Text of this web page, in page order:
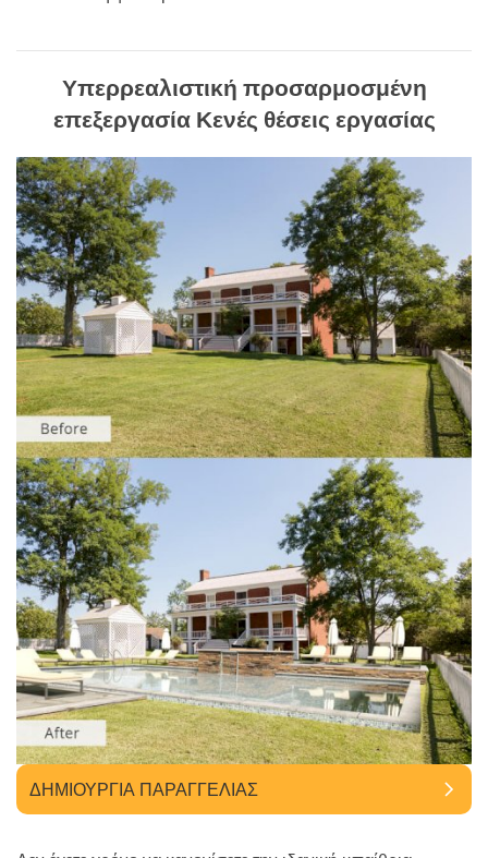
Υπερρεαλιστική προσαρμοσμένη
επεξεργασία Κενές θέσεις εργασίας
ΔΗΜΙΟΥΡΓΊΑ ΠΑΡΑΓΓΕΛΊΑΣ